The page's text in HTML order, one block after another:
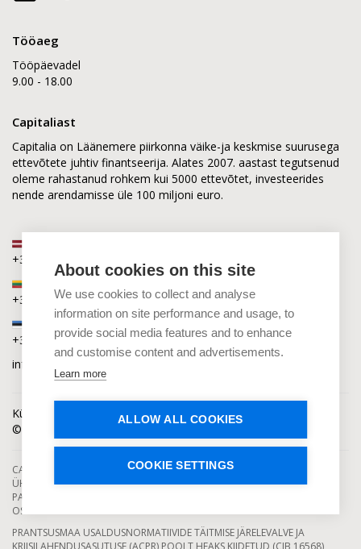
About cookies on this site
We use cookies to collect and analyse
information on site performance and usage, to
provide social media features and to enhance
and customise content and advertisements.
Learn more
ALLOW ALL COOKIES
COOKIE SETTINGS
Tööaeg
Tööpäevadel
9.00 - 18.00
Capitaliast
Capitalia on Läänemere piirkonna väike-ja keskmise suurusega
ettevõtete juhtiv finantseerija. Alates 2007. aastast tegutsenud
oleme rahastanud rohkem kui 5000 ettevõtet, investeerides
nende arendamisse üle 100 miljoni euro.
+371 2880 0880
+370 6168 0880
+372 5864 0880
info@capitalia.com
Küpsiste privaatsus Uudised Kontakteeru
© Capitalia 2009-2026. Kõik õigused kaitstud.
CAPITALIA ON TEGEVUSLOA ALUSEL TEGUTSEV EUROOPA
ÜHISRAHASTUSTEENUSE OSUTAJA, MILLE TEGEVUSE ALUSEKS ON LÄTI
PANK. INVESTEERIMISEGA KAASNEB RISK KAOTADA INVESTEERITUD RAHA
OSALISELT VÕI TÄIES ULATUSES.
PRANTSUSMAA USALDUSNORMATIIVIDE TÄITMISE JÄRELEVALVE JA
KRIISILAHENDUSASUTUSE (ACPR) POOLT HEAKS KIIDETUD (CIB 16568)